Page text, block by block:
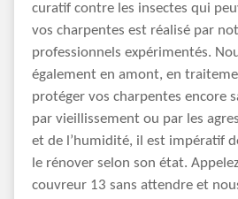
curatif contre les insectes qui
vos charpentes est réalisé par
professionnels expérimentés.
également en amont, en
protéger vos charpentes encore
par vieillissement ou par les
et de l’humidité, il est impératif
le rénover selon son état.
couvreur 13 sans attendre et